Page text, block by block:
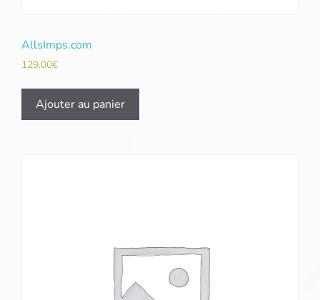
AllsImps.com
129,00€
Ajouter au panier